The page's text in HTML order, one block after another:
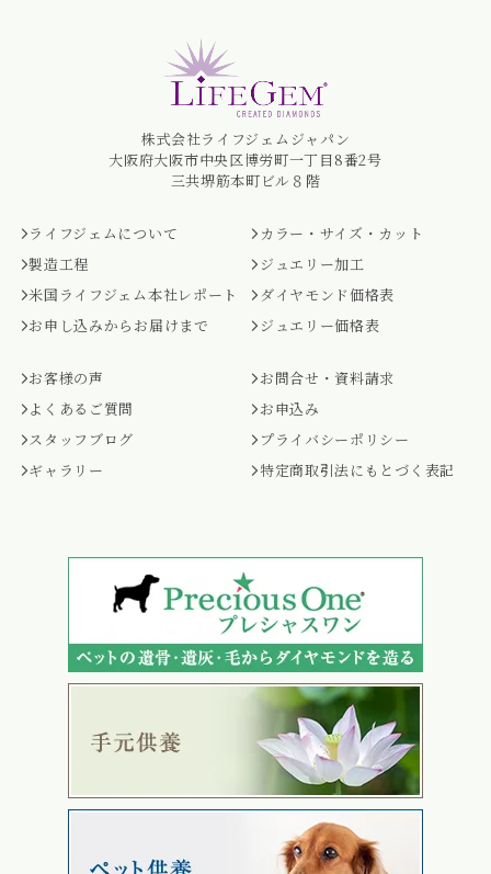
株式会社ライフジェムジャパン
大阪府大阪市中央区博労町一丁目8番2号
三共堺筋本町ビル８階
ライフジェムについて
製造工程
米国ライフジェム本社レポート
お申し込みからお届けまで
カラー・サイズ・カット
ジュエリー加工
ダイヤモンド価格表
ジュエリー価格表
お客様の声
よくあるご質問
スタッフブログ
ギャラリー
お問合せ・資料請求
お申込み
プライバシーポリシー
特定商取引法にもとづく表記